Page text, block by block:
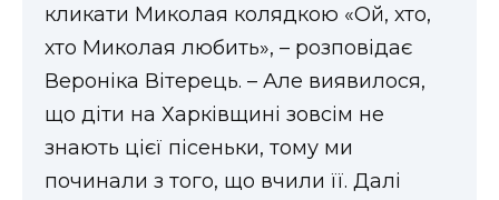
кликати Миколая колядкою «Ой, хто,
хто Миколая любить», – розповідає
Вероніка Вітерець. – Але виявилося,
що діти на Харківщині зовсім не
знають цієї пісеньки, тому ми
починали з того, що вчили її. Далі